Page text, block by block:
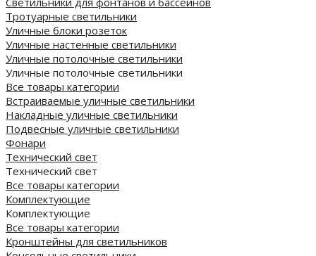
Тротуарные светильники
Уличные блоки розеток
Уличные настенные светильники
Уличные потолочные светильники
Уличные потолочные светильники
Все товары категории
Встраиваемые уличные светильники
Накладные уличные светильники
Подвесные уличные светильники
Фонари
Технический свет
Технический свет
Все товары категории
Комплектующие
Комплектующие
Все товары категории
Кронштейны для светильников